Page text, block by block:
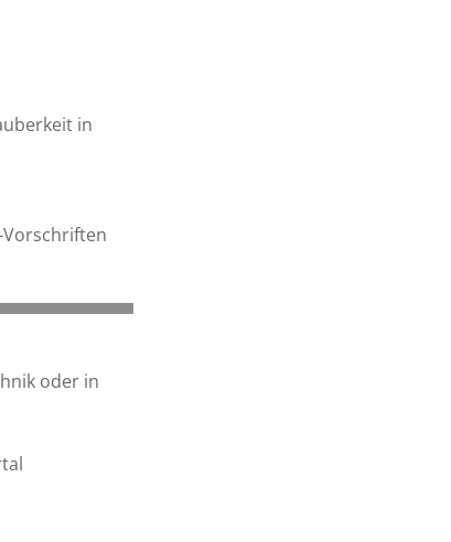
in
oder in